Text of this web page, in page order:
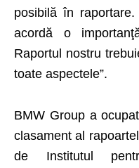
posibilă în
acordă o
Raportul nostru
toate aspectele”.
BMW Group a
clasament al
de Institutul